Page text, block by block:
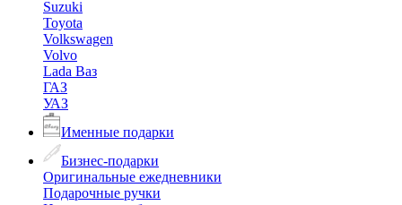
Suzuki
Toyota
Volkswagen
Volvo
Lada Ваз
ГАЗ
УАЗ
Именные подарки
Бизнес-подарки
Оригинальные ежедневники
Подарочные ручки